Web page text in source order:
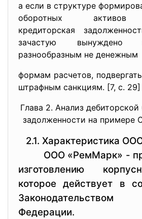
а если в структуре
оборотных активов
кредиторская
зачастую вынуждено
разнообразным не денежным
формам расчетов,
штрафным санкциям. [7, с. 29]
Глава 2. Анализ
задолженности на примере
2.1. Характеристика
ООО «РемМарк» -
изготовлению
которое действует в
Законодательством
Федерации.